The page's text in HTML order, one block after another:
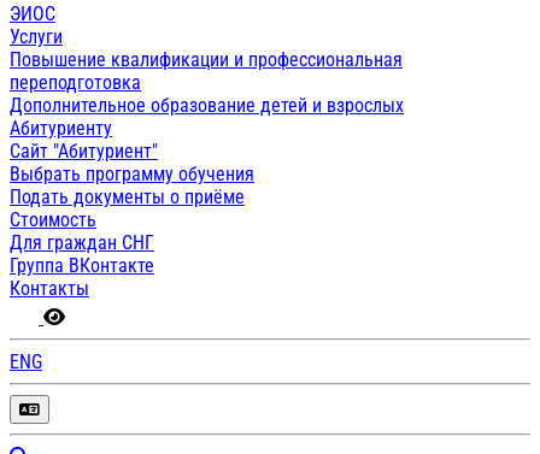
ЭИОС
Услуги
Повышение квалификации и профессиональная
переподготовка
Дополнительное образование детей и взрослых
Абитуриенту
Сайт "Абитуриент"
Выбрать программу обучения
Подать документы о приёме
Стоимость
Для граждан СНГ
Группа ВКонтакте
Контакты
ENG